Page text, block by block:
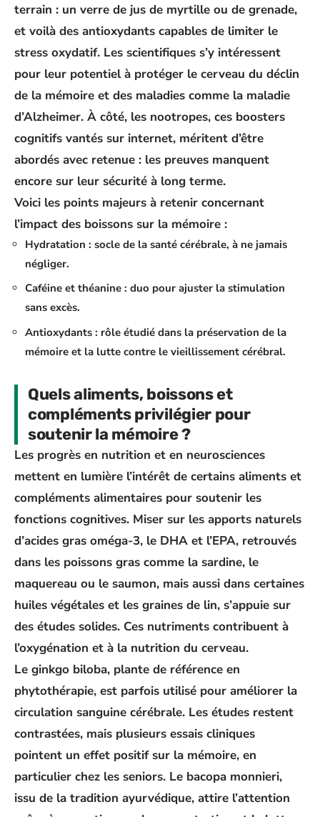
terrain : un verre de jus de myrtille ou de grenade,
et voilà des antioxydants capables de limiter le
stress oxydatif. Les scientifiques s’y intéressent
pour leur potentiel à protéger le cerveau du déclin
de la mémoire et des maladies comme la maladie
d’Alzheimer. À côté, les nootropes, ces boosters
cognitifs vantés sur internet, méritent d’être
abordés avec retenue : les preuves manquent
encore sur leur sécurité à long terme.
Voici les points majeurs à retenir concernant
l’impact des boissons sur la mémoire :
Hydratation : socle de la santé cérébrale, à ne jamais
négliger.
Caféine et théanine : duo pour ajuster la stimulation
sans excès.
Antioxydants : rôle étudié dans la préservation de la
mémoire et la lutte contre le vieillissement cérébral.
Quels aliments, boissons et
compléments privilégier pour
soutenir la mémoire ?
Les progrès en nutrition et en neurosciences
mettent en lumière l’intérêt de certains aliments et
compléments alimentaires pour soutenir les
fonctions cognitives. Miser sur les apports naturels
d’acides gras oméga-3, le DHA et l’EPA, retrouvés
dans les poissons gras comme la sardine, le
maquereau ou le saumon, mais aussi dans certaines
huiles végétales et les graines de lin, s’appuie sur
des études solides. Ces nutriments contribuent à
l’oxygénation et à la nutrition du cerveau.
Le ginkgo biloba, plante de référence en
phytothérapie, est parfois utilisé pour améliorer la
circulation sanguine cérébrale. Les études restent
contrastées, mais plusieurs essais cliniques
pointent un effet positif sur la mémoire, en
particulier chez les seniors. Le bacopa monnieri,
issu de la tradition ayurvédique, attire l’attention